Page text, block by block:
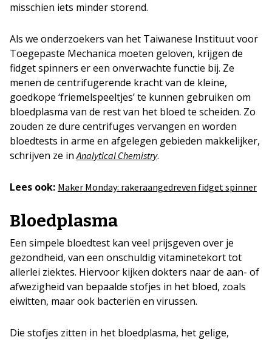
misschien iets minder storend.
Als we onderzoekers van het Taiwanese Instituut voor
Toegepaste Mechanica moeten geloven, krijgen de
fidget spinners er een onverwachte functie bij. Ze
menen de centrifugerende kracht van de kleine,
goedkope ‘friemelspeeltjes’ te kunnen gebruiken om
bloedplasma van de rest van het bloed te scheiden. Zo
zouden ze dure centrifuges vervangen en worden
bloedtests in arme en afgelegen gebieden makkelijker,
schrijven ze inAnalytical Chemistry.
Lees ook: Maker Monday: rakeraangedreven fidget spinner
Bloedplasma
Een simpele bloedtest kan veel prijsgeven over je
gezondheid, van een onschuldig vitaminetekort tot
allerlei ziektes. Hiervoor kijken dokters naar de aan- of
afwezigheid van bepaalde stofjes in het bloed, zoals
eiwitten, maar ook bacteriën en virussen.
Die stofjes zitten in het bloedplasma, het gelige,